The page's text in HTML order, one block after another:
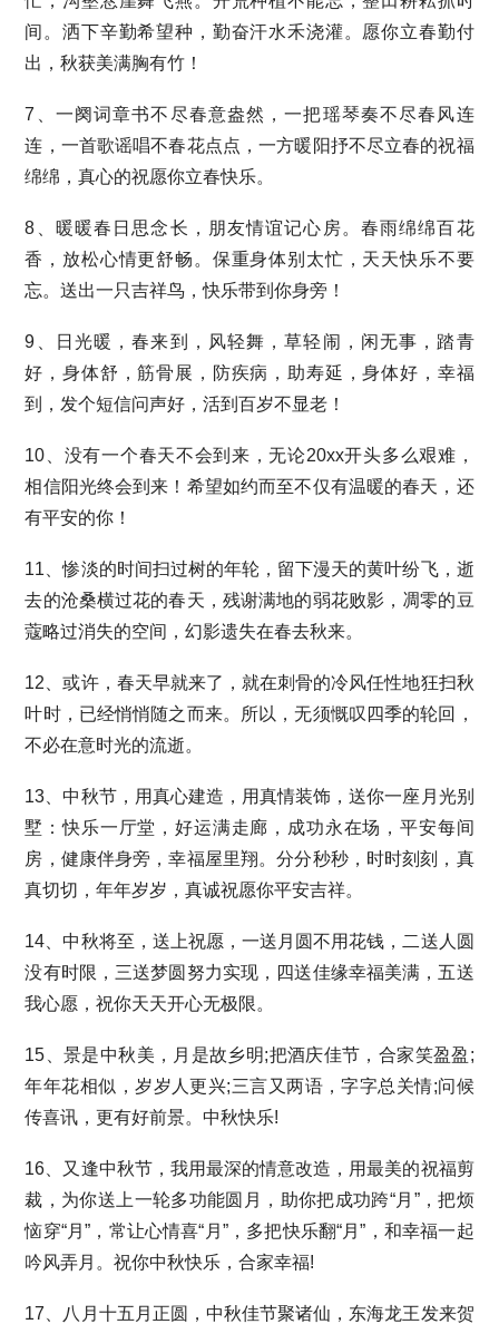
间。洒下辛勤希望种，勤奋汗水禾浇灌。愿你立春勤付
出，秋获美满胸有竹！
7、一阕词章书不尽春意盎然，一把瑶琴奏不尽春风连
连，一首歌谣唱不春花点点，一方暖阳抒不尽立春的祝福
绵绵，真心的祝愿你立春快乐。
8、暖暖春日思念长，朋友情谊记心房。春雨绵绵百花
香，放松心情更舒畅。保重身体别太忙，天天快乐不要
忘。送出一只吉祥鸟，快乐带到你身旁！
9、日光暖，春来到，风轻舞，草轻闹，闲无事，踏青
好，身体舒，筋骨展，防疾病，助寿延，身体好，幸福
到，发个短信问声好，活到百岁不显老！
10、没有一个春天不会到来，无论20xx开头多么艰难，
相信阳光终会到来！希望如约而至不仅有温暖的春天，还
有平安的你！
11、惨淡的时间扫过树的年轮，留下漫天的黄叶纷飞，逝
去的沧桑横过花的春天，残谢满地的弱花败影，凋零的豆
蔻略过消失的空间，幻影遗失在春去秋来。
12、或许，春天早就来了，就在刺骨的冷风任性地狂扫秋
叶时，已经悄悄随之而来。所以，无须慨叹四季的轮回，
不必在意时光的流逝。
13、中秋节，用真心建造，用真情装饰，送你一座月光别
墅：快乐一厅堂，好运满走廊，成功永在场，平安每间
房，健康伴身旁，幸福屋里翔。分分秒秒，时时刻刻，真
真切切，年年岁岁，真诚祝愿你平安吉祥。
14、中秋将至，送上祝愿，一送月圆不用花钱，二送人圆
没有时限，三送梦圆努力实现，四送佳缘幸福美满，五送
我心愿，祝你天天开心无极限。
15、景是中秋美，月是故乡明;把酒庆佳节，合家笑盈盈;
年年花相似，岁岁人更兴;三言又两语，字字总关情;问候
传喜讯，更有好前景。中秋快乐!
16、又逢中秋节，我用最深的情意改造，用最美的祝福剪
裁，为你送上一轮多功能圆月，助你把成功跨“月”，把烦
恼穿“月”，常让心情喜“月”，多把快乐翻“月”，和幸福一起
吟风弄月。祝你中秋快乐，合家幸福!
17、八月十五月正圆，中秋佳节聚诸仙，东海龙王发来贺